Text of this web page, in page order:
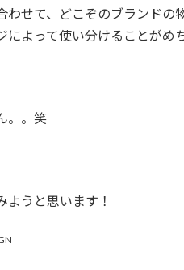
わせて、どこぞのブランドの
によって使い分けることがめ
。。笑
ようと思います！